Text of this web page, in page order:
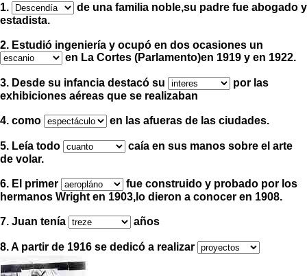
1.
de una familia noble,su padre fue abogado y
estadista.
2. Estudió ingeniería y ocupó en dos ocasiones un
en La Cortes (Parlamento)en 1919 y en 1922.
3. Desde su infancia destacó su
por las
exhibiciones aéreas que se realizaban
4. como en las afueras de las ciudades.
5. Leía todo
caía en sus manos sobre el arte
de volar.
6. El primer
fue construido y probado por los
hermanos Wright en 1903,lo dieron a conocer en 1908.
7. Juan tenía años
8. A partir de 1916 se dedicó a realizar